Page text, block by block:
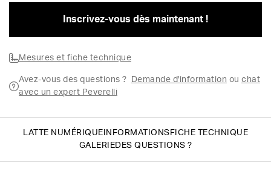
Inscrivez-vous dès maintenant !
Mesures et fiche technique
Avez-vous des questions ? Demande d'information ou chat
avec un expert Peverelli
LATTE NUMÉRIQUE INFORMATIONS FICHE TECHNIQUE
GALERIEDES QUESTIONS ?